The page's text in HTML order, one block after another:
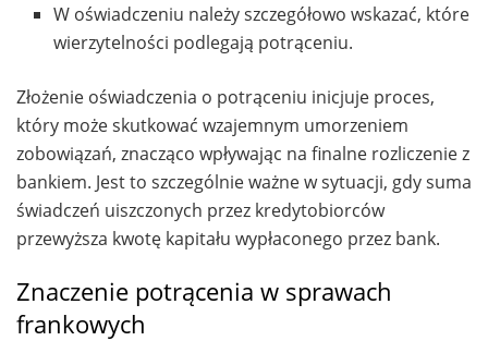
W oświadczeniu należy szczegółowo wskazać, które
wierzytelności podlegają potrąceniu.
Złożenie oświadczenia o potrąceniu inicjuje proces,
który może skutkować wzajemnym umorzeniem
zobowiązań, znacząco wpływając na finalne rozliczenie z
bankiem. Jest to szczególnie ważne w sytuacji, gdy suma
świadczeń uiszczonych przez kredytobiorców
przewyższa kwotę kapitału wypłaconego przez bank.
Znaczenie potrącenia w sprawach
frankowych